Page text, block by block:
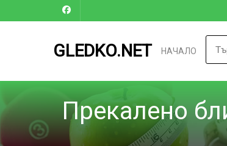
GLEDKO.NET НАЧАЛО
Прекалено